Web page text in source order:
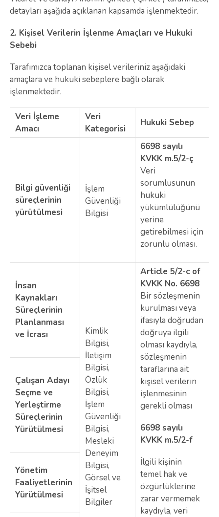
detayları aşağıda açıklanan kapsamda işlenmektedir.
2. Kişisel Verilerin İşlenme Amaçları ve Hukuki
Sebebi
Tarafımızca toplanan kişisel verileriniz aşağıdaki
amaçlara ve hukuki sebeplere bağlı olarak
işlenmektedir.
Veri İşleme
Amacı
Veri
Kategorisi
Hukuki Sebep
Bilgi güvenliği
süreçlerinin
yürütülmesi
İşlem
Güvenliği
Bilgisi
6698 sayılı
KVKK m.5/2-ç
Veri
sorumlusunun
hukuki
yükümlülüğünü
yerine
getirebilmesi için
zorunlu olması.
İnsan
Kaynakları
Süreçlerinin
Planlanması
ve İcrası
Kimlik
Bilgisi,
İletişim
Bilgisi,
Özlük
Bilgisi,
İşlem
Güvenliği
Bilgisi,
Mesleki
Deneyim
Bilgisi,
Görsel ve
İşitsel
Bilgiler
Article 5/2-c of
KVKK No. 6698
Bir sözleşmenin
kurulması veya
ifasıyla doğrudan
doğruya ilgili
olması kaydıyla,
sözleşmenin
taraflarına ait
kişisel verilerin
işlenmesinin
gerekli olması
6698 sayılı
KVKK m.5/2-f
İlgili kişinin
temel hak ve
özgürlüklerine
zarar vermemek
kaydıyla, veri
Çalışan Adayı
Seçme ve
Yerleştirme
Süreçlerinin
Yürütülmesi
Yönetim
Faaliyetlerinin
Yürütülmesi